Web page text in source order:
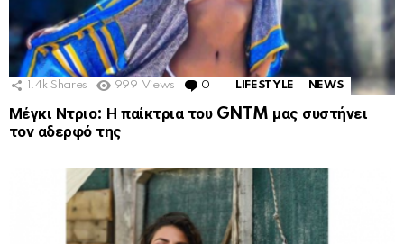
1.4k Shares 999 Views 0 Comments
LIFESTYLE NEWS
Μέγκι Ντριο: Η παίκτρια του GNTM μας συστήνει
τον αδερφό της